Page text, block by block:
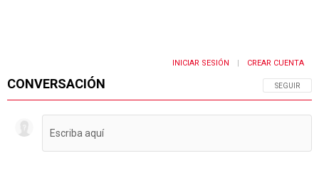
CONVERSACIÓN SIGA ESTA
SEGUIR
INICIAR SESIÓN CREAR CUENTA